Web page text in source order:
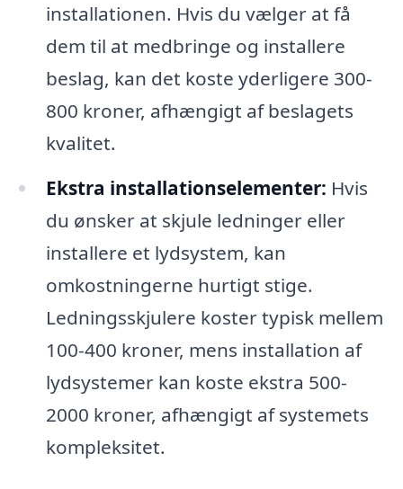
installationen. Hvis du vælger at få
dem til at medbringe og installere
beslag, kan det koste yderligere 300-
800 kroner, afhængigt af beslagets
kvalitet.
Ekstra installationselementer: Hvis
du ønsker at skjule ledninger eller
installere et lydsystem, kan
omkostningerne hurtigt stige.
Ledningsskjulere koster typisk mellem
100-400 kroner, mens installation af
lydsystemer kan koste ekstra 500-
2000 kroner, afhængigt af systemets
kompleksitet.